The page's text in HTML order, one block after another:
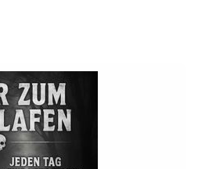
jemand hätte stationiert sein